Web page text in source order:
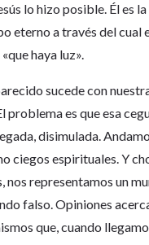
lo hizo posible. Él es
eterno a través del cual
haya luz».
sucede con
problema es que esa
disimulada.
ciegos espirituales. Y
nos representamos un
falso. Opiniones
que, cuando